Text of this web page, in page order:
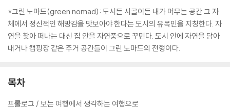
*그린 노마드(green nomad): 도시든 시골이든 내가 머무는 공간 그 자
체에서 정신적인 해방감을 맛보아야 한다는 도시의 유목민을 지칭한다. 자
연을 찾아 떠나는 대신 집 안을 자연풍으로 꾸민다. 도시 안에 자연을 담아
내거나 캠핑장 같은 주거 공간들이 그린 노마드의 전형이다.
목차
프롤로그 / 보는 여행에서 생각하는 여행으로